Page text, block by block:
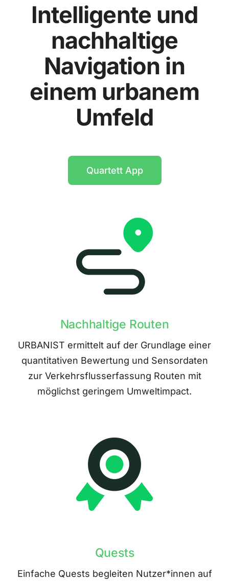
Intelligente und
nachhaltige
Navigation in
einem urbanem
Umfeld
Quartett App
Nachhaltige Routen
URBANIST ermittelt auf der Grundlage einer
quantitativen Bewertung und Sensordaten
zur Verkehrsflusserfassung Routen mit
möglichst geringem Umweltimpact.
Quests
Einfache Quests begleiten Nutzer*innen auf